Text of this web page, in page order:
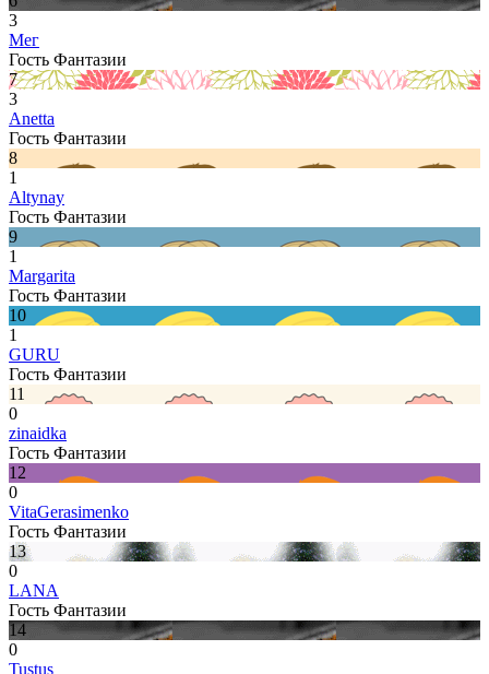
3
Мег
Гость Фантазии
7
3
Anetta
Гость Фантазии
8
1
Altynay
Гость Фантазии
9
1
Margarita
Гость Фантазии
10
1
GURU
Гость Фантазии
11
0
zinaidka
Гость Фантазии
12
0
VitaGerasimenko
Гость Фантазии
13
0
LANA
Гость Фантазии
14
0
Tustus